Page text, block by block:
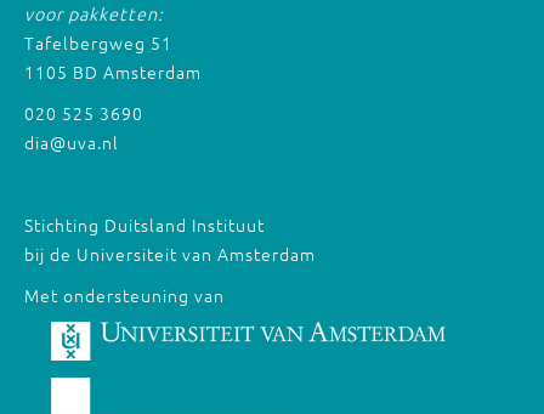
voor pakketten:
Tafelbergweg 51
1105 BD Amsterdam
020 525 3690
dia@uva.nl
Stichting Duitsland Instituut
bij de Universiteit van Amsterdam
Met ondersteuning van